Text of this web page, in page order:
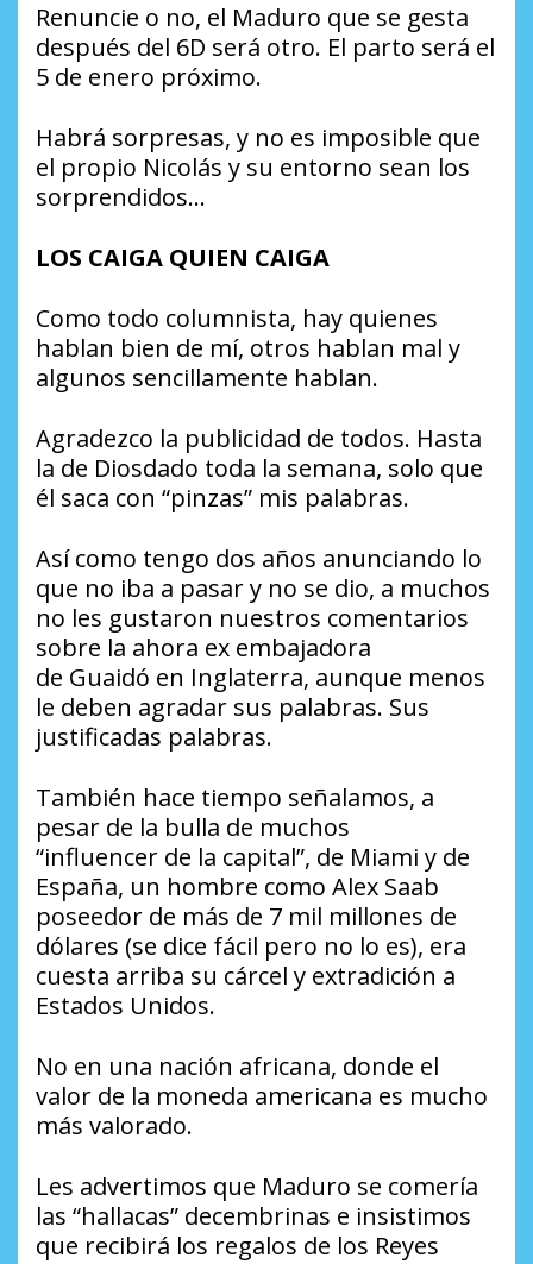
Renuncie o no, el Maduro que se gesta
después del 6D será otro. El parto será el
5 de enero próximo.
Habrá sorpresas, y no es imposible que
el propio Nicolás y su entorno sean los
sorprendidos…
LOS CAIGA QUIEN CAIGA
Como todo columnista, hay quienes
hablan bien de mí, otros hablan mal y
algunos sencillamente hablan.
Agradezco la publicidad de todos. Hasta
la de Diosdado toda la semana, solo que
él saca con “pinzas” mis palabras.
Así como tengo dos años anunciando lo
que no iba a pasar y no se dio, a muchos
no les gustaron nuestros comentarios
sobre la ahora ex embajadora
de Guaidó en Inglaterra, aunque menos
le deben agradar sus palabras. Sus
justificadas palabras.
También hace tiempo señalamos, a
pesar de la bulla de muchos
“influencer de la capital”, de Miami y de
España, un hombre como Alex Saab
poseedor de más de 7 mil millones de
dólares (se dice fácil pero no lo es), era
cuesta arriba su cárcel y extradición a
Estados Unidos.
No en una nación africana, donde el
valor de la moneda americana es mucho
más valorado.
Les advertimos que Maduro se comería
las “hallacas” decembrinas e insistimos
que recibirá los regalos de los Reyes